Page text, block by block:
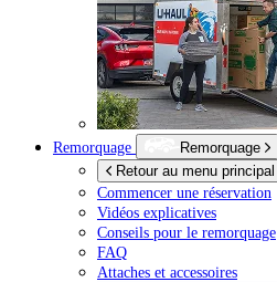
Remorquage
Remorquage
Retour au menu principal
Commencer une réservation
Vidéos explicatives
Conseils pour le remorquage
FAQ
Attaches et accessoires